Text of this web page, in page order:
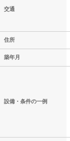
交通
住所
築年月
設備・条件の一例